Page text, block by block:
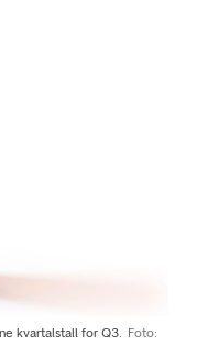
kvartalstall for Q3.
Foto: